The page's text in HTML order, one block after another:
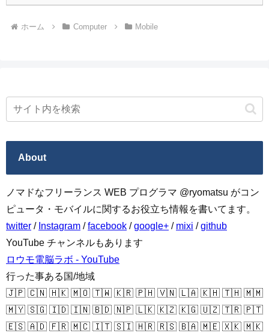
ホーム Computer Mobile
About
ノマドなフリーランス WEB プログラマ @ryomatsu がコン
ピュータ・モバイルに関するお役立ち情報を書いてます。
twitter / Instagram /facebook /google+ / mixi /github
YouTube チャンネルもあります
ロウモ電脳ラボ - YouTube
行った事ある国/地域
🇯🇵 🇨🇳 🇭🇰 🇲🇴 🇹🇼 🇰🇷 🇵🇭 🇻🇳 🇱🇦 🇰🇭 🇹🇭 🇲🇲
🇲🇾 🇸🇬 🇮🇩 🇮🇳 🇧🇩 🇳🇵 🇱🇰 🇰🇿 🇰🇬 🇺🇿 🇹🇷 🇵🇹
🇪🇸 🇦🇩 🇫🇷 🇲🇨 🇮🇹 🇸🇮 🇭🇷 🇷🇸 🇧🇦 🇲🇪 🇽🇰 🇲🇰